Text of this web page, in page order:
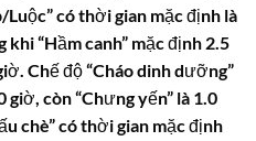
Luộc” có thời gian mặc định là
“Hầm canh” mặc định 2.5
Chế độ “Cháo dinh dưỡng”
còn “Chưng yến” là 1.0
chè” có thời gian mặc định